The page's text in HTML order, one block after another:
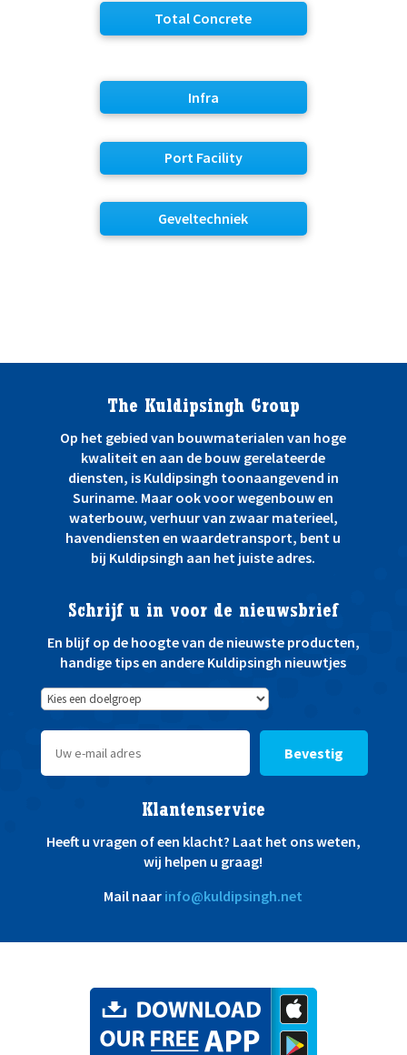
Total Concrete
Infra
Port Facility
Geveltechniek
The Kuldipsingh Group
Op het gebied van bouwmaterialen van hoge
kwaliteit en aan de bouw gerelateerde
diensten, is Kuldipsingh toonaangevend in
Suriname. Maar ook voor wegenbouw en
waterbouw, verhuur van zwaar materieel,
havendiensten en waardetransport, bent u
bij Kuldipsingh aan het juiste adres.
Schrijf u in voor de nieuwsbrief
En blijf op de hoogte van de nieuwste producten,
handige tips en andere Kuldipsingh nieuwtjes
Bevestig
Klantenservice
Heeft u vragen of een klacht? Laat het ons weten,
wij helpen u graag!
Mail naar info@kuldipsingh.net